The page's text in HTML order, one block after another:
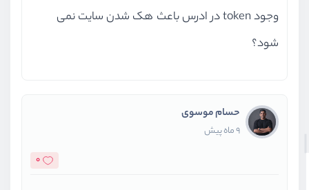
وجود token در ادرس باعث هک شدن سایت نمی
شود؟
حسام موسوی
9 ماه پیش
0